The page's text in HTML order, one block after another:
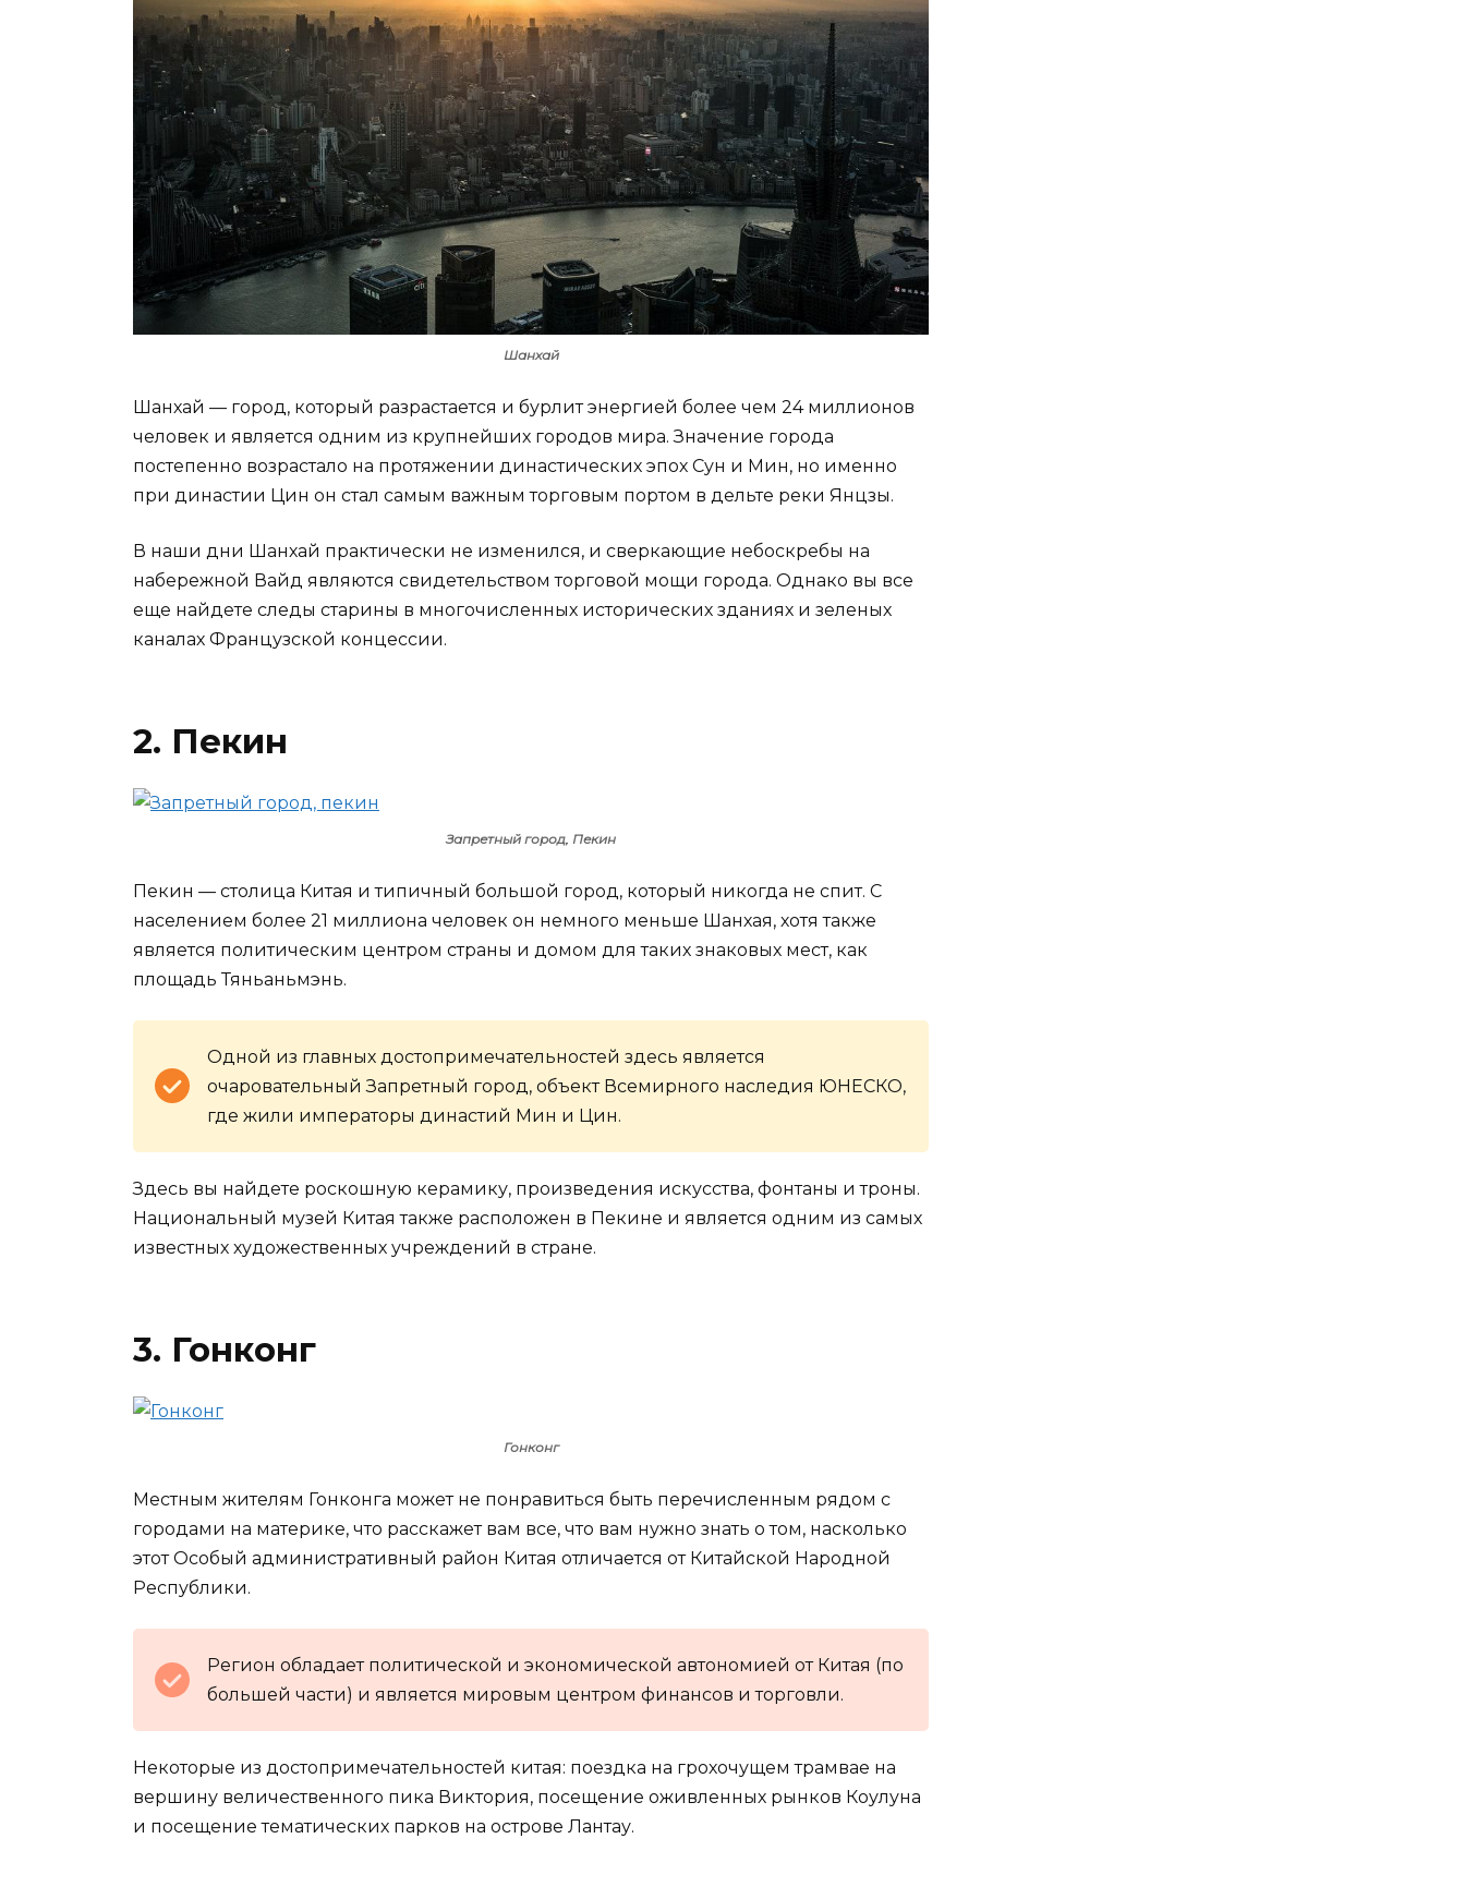
Шанхай
Шанхай — город, который разрастается и бурлит энергией более чем 24 миллионов
человек и является одним из крупнейших городов мира. Значение города
постепенно возрастало на протяжении династических эпох Сун и Мин, но именно
при династии Цин он стал самым важным торговым портом в дельте реки Янцзы.
В наши дни Шанхай практически не изменился, и сверкающие небоскребы на
набережной Вайд являются свидетельством торговой мощи города. Однако вы все
еще найдете следы старины в многочисленных исторических зданиях и зеленых
каналах Французской концессии.
2. Пекин
Запретный город, Пекин
Пекин — столица Китая и типичный большой город, который никогда не спит. С
населением более 21 миллиона человек он немного меньше Шанхая, хотя также
является политическим центром страны и домом для таких знаковых мест, как
площадь Тяньаньмэнь.
Одной из главных достопримечательностей здесь является
очаровательный Запретный город, объект Всемирного наследия ЮНЕСКО,
где жили императоры династий Мин и Цин.
Здесь вы найдете роскошную керамику, произведения искусства, фонтаны и троны.
Национальный музей Китая также расположен в Пекине и является одним из самых
известных художественных учреждений в стране.
3. Гонконг
Гонконг
Местным жителям Гонконга может не понравиться быть перечисленным рядом с
городами на материке, что расскажет вам все, что вам нужно знать о том, насколько
этот Особый административный район Китая отличается от Китайской Народной
Республики.
Регион обладает политической и экономической автономией от Китая (по
большей части) и является мировым центром финансов и торговли.
Некоторые из достопримечательностей китая: поездка на грохочущем трамвае на
вершину величественного пика Виктория, посещение оживленных рынков Коулуна
и посещение тематических парков на острове Лантау.